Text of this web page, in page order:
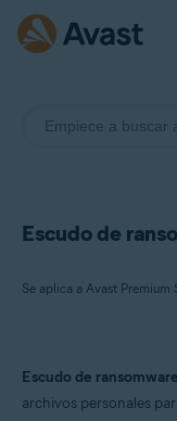
Escudo de
Productos:
Avast Premium
Escudo de ransomware
archivos personales